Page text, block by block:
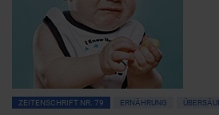
ZEITENSCHRIFT NR. 79 ERNÄHRUNG